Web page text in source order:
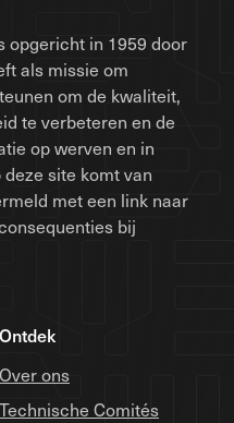
opgericht in 1959 door
als missie om
om de kwaliteit,
te verbeteren en de
op werven en in
site komt van
met een link naar
bij
Ontdek
Over ons
Technische Comités